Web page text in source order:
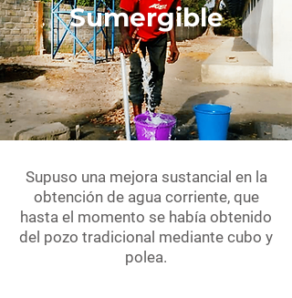
Sumergible
Supuso una mejora sustancial en la
obtención de agua corriente, que
hasta el momento se había obtenido
del pozo tradicional mediante cubo y
polea.